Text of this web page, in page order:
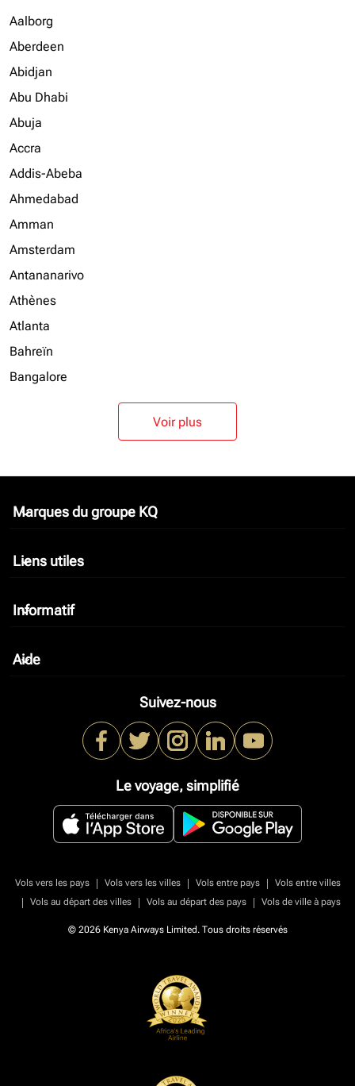
Aalborg
Aberdeen
Abidjan
Abu Dhabi
Abuja
Accra
Addis-Abeba
Ahmedabad
Amman
Amsterdam
Antananarivo
Athènes
Atlanta
Bahreïn
Bangalore
Voir plus
Marques du groupe KQ
keyboard_arrow_down
Liens utiles
keyboard_arrow_down
Informatif
keyboard_arrow_down
Aide
keyboard_arrow_down
Suivez-nous
Le voyage, simplifié
Vols vers les pays | Vols vers les villes | Vols entre pays |
Vols entre villes
|
Vols au départ des villes | Vols au départ des pays | Vols de ville à pays
© 2026 Kenya Airways Limited. Tous droits réservés